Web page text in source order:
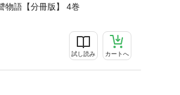
物語【分冊版】 4巻
試し読み カートへ